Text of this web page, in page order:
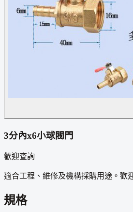
3分內x6小球閥門
歡迎查詢
適合工程、維修及機構採購用途。歡
規格